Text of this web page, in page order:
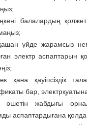
балалардың
үйде жарамсыз
электр аспаптарын
қана қауіпсіздік
бар,
өшетін жабдығы
аспаптардығана